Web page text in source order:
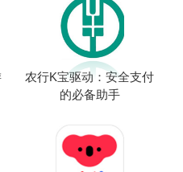
农行K宝驱动：安全支付
的必备助手